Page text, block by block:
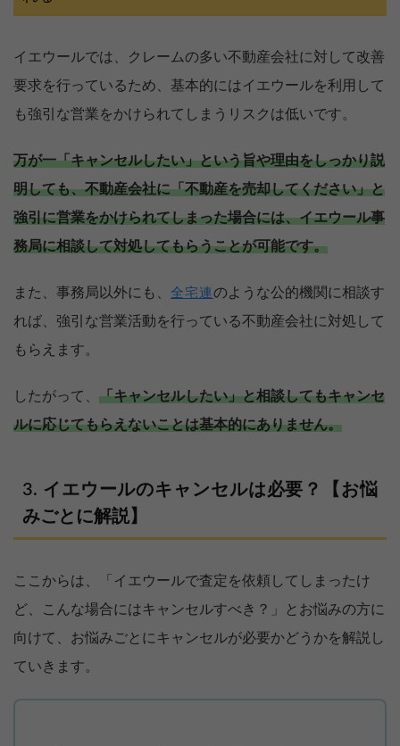
イエウールでは、クレームの多い不動産会社に対して改善
要求を行っているため、基本的にはイエウールを利用して
も強引な営業をかけられてしまうリスクは低いです。
万が一「キャンセルしたい」という旨や理由をしっかり説
明しても、不動産会社に「不動産を売却してください」と
強引に営業をかけられてしまった場合には、イエウール事
務局に相談して対処してもらうことが可能です。
また、事務局以外にも、 全宅連のような公的機関に相談す
れば、強引な営業活動を行っている不動産会社に対処して
もらえます。
したがって、 「キャンセルしたい」と相談してもキャンセ
ルに応じてもらえないことは基本的にありません。
イエウールのキャンセルは必要？【お悩
みごとに解説】
ここからは、「イエウールで査定を依頼してしまったけ
ど、こんな場合にはキャンセルすべき？」とお悩みの方に
向けて、お悩みごとにキャンセルが必要かどうかを解説し
ていきます。